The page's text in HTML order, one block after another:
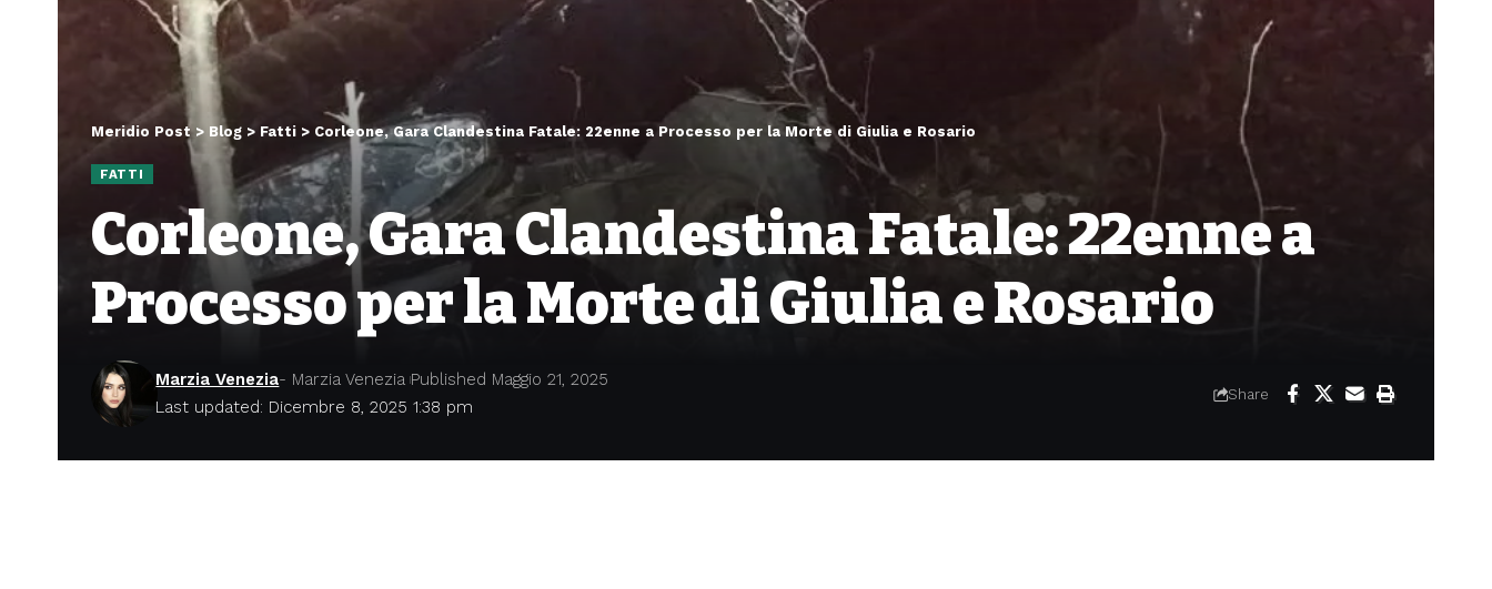
Meridio Post> Blog > Fatti > Corleone, Gara Clandestina Fatale: 22enne a Processo per la Morte di Giulia e Rosario
FATTI
Corleone, Gara Clandestina Fatale: 22enne a
Processo per la Morte di Giulia e Rosario
Last updated: Dicembre 8, 2025 1:38 pm
Marzia Venezia- Marzia Venezia Published Maggio 21, 2025
Share